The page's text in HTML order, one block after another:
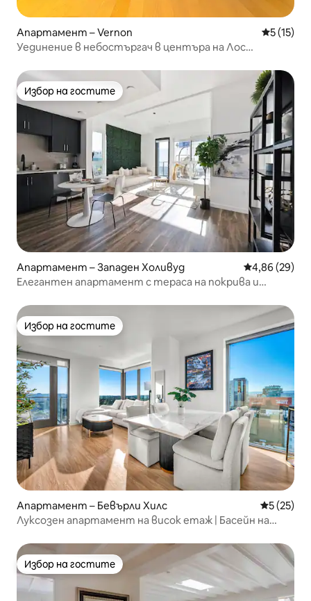
Апартамент – Vernon Средна
5 (15)
Уединение в небостъргач в центъра на Лос
Избор на гостите
Избор на гостите
Апартамент – Западен Холивуд Средна
4,86 (29)
Елегантен апартамент с тераса на покрива и
Избор на гостите
Избор на гостите
Апартамент – Бевърли Хилс Средна
5 (25)
Луксозен апартамент на висок етаж | Басейн на
Избор на гостите
Избор на гостите